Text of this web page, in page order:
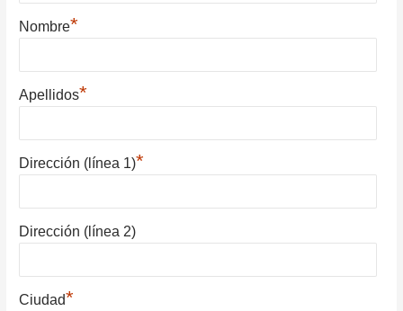
Nombre*
Apellidos*
Dirección (línea 1)*
Dirección (línea 2)
Ciudad*